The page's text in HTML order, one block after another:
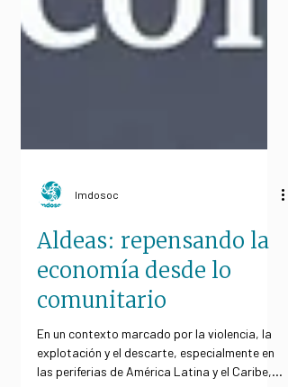
Aldeas: repensando la
economía desde lo
comunitario